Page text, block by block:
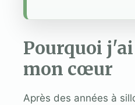
Pourquoi
mon cœur
Après des années à